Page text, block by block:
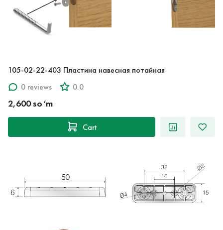
105-02-22-403 Пластина навесная потайная
0 reviews
0.0
2,600 so‘m
Cart